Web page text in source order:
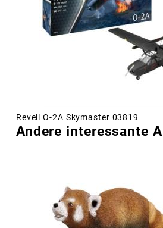
Revell O-2A Skymaster 03819
Andere interessante